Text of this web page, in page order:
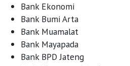
Bank Ekonomi
Bank Bumi Arta
Bank Muamalat
Bank Mayapada
Bank BPD Jateng